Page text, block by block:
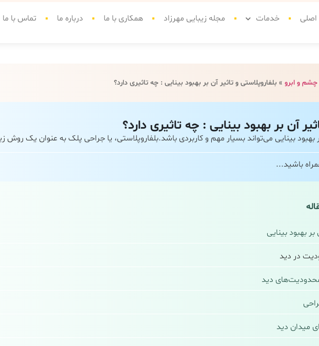
خدمات مجله زیبایی مهرزاد همکاری با ما درباره ما تماس با ما
چشم و ابرو » بلفاروپلاستی و تاثیر آن بر بهبود بینایی : چه تاثیری دارد؟
آن بر بهبود بینایی : چه تاثیری دارد؟
بهبود بینایی می‌تواند بسیار مهم و کاربردی باشد.بلفاروپلاستی، یا جراحی پلک به عنوان یک
باشید...
بر بهبود بینایی
در دید
محدودیت‌های دید
میدان دید